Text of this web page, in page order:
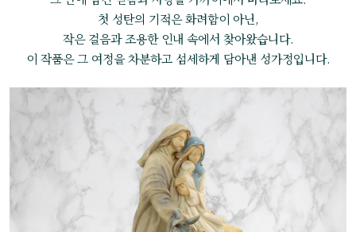
첫 성탄의 기적은 화려함이 아닌,
작은 걸음과 조용한 인내 속에서 찾아왔습니다.
이 작품은 그 여정을 차분하고 섬세하게 담아낸 성가정입니다.